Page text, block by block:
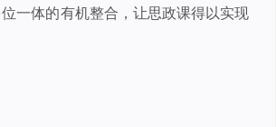
一体的有机整合，让思政课得以实现